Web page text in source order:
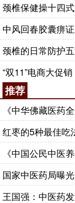
颈椎保健操十四式
中风回春胶囊痹
颈椎的日常防护
“双11”电商大促
推荐
《中华佛藏医药
红枣的5种最佳吃
《中国公民中医
国家中医药局曝
王国强：中医药